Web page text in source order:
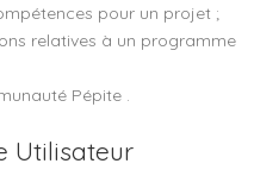
pour un projet ;
relatives à un programme
Pépite .
Utilisateur